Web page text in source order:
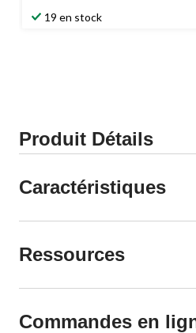
19 en stock
Produit Détails
Caractéristiques
Ressources
Commandes en